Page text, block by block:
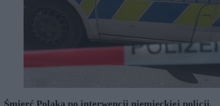
Śmierć Polaka po interwencji niemieckiej policji.